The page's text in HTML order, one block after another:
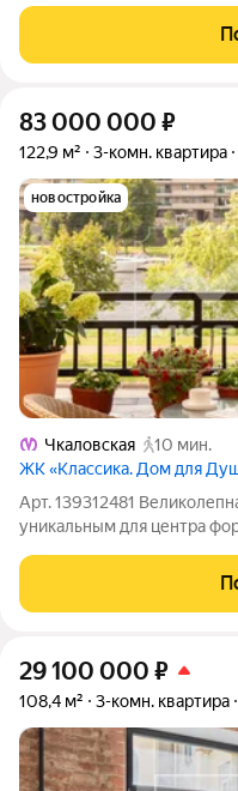
старом Кирпичном
83 000 000 ₽
122,9 м² 3-комн. квартира
новостройка
Чкаловская
10 мин.
ЖК «Классика. Дом для
Арт. 139312481
уникальным для центра
Малой Невки и ухоженную
возможность иметь
29 100 000 ₽
108,4 м² 3-комн. квартира